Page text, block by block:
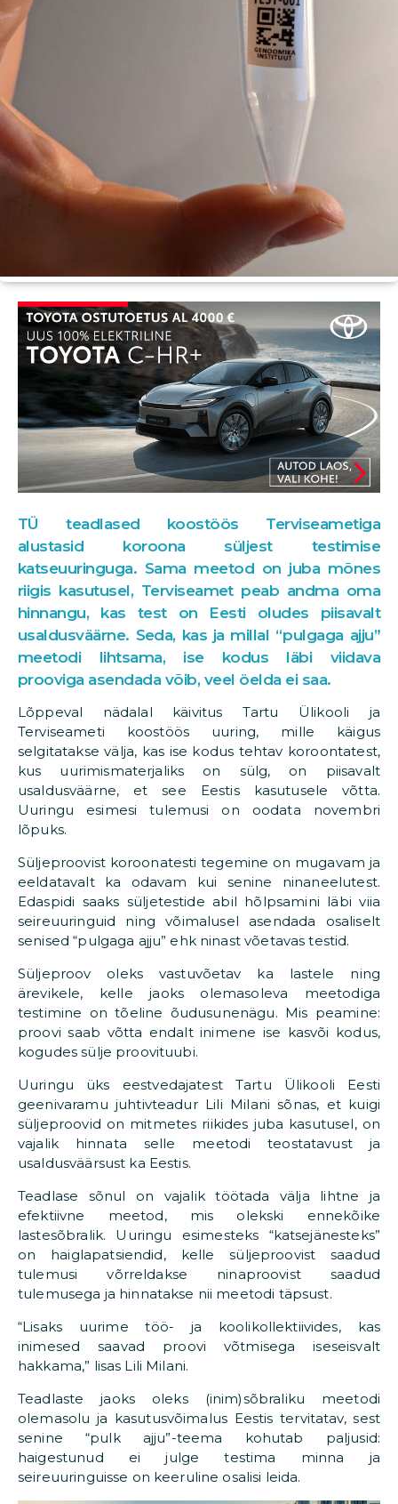
TÜ teadlased koostöös Terviseametiga
alustasid koroona süljest testimise
katseuuringuga. Sama meetod on juba mõnes
riigis kasutusel, Terviseamet peab andma oma
hinnangu, kas test on Eesti oludes piisavalt
usaldusväärne. Seda, kas ja millal “pulgaga ajju”
meetodi lihtsama, ise kodus läbi viidava
prooviga asendada võib, veel öelda ei saa.
Lõppeval nädalal käivitus Tartu Ülikooli ja
Terviseameti koostöös uuring, mille käigus
selgitatakse välja, kas ise kodus tehtav koroontatest,
kus uurimismaterjaliks on sülg, on piisavalt
usaldusväärne, et see Eestis kasutusele võtta.
Uuringu esimesi tulemusi on oodata novembri
lõpuks.
Süljeproovist koroonatesti tegemine on mugavam ja
eeldatavalt ka odavam kui senine ninaneelutest.
Edaspidi saaks süljetestide abil hõlpsamini läbi viia
seireuuringuid ning võimalusel asendada osaliselt
senised “pulgaga ajju” ehk ninast võetavas testid.
Süljeproov oleks vastuvõetav ka lastele ning
ärevikele, kelle jaoks olemasoleva meetodiga
testimine on tõeline õudusunenägu. Mis peamine:
proovi saab võtta endalt inimene ise kasvõi kodus,
kogudes sülje proovituubi.
Uuringu üks eestvedajatest Tartu Ülikooli Eesti
geenivaramu juhtivteadur Lili Milani sõnas, et kuigi
süljeproovid on mitmetes riikides juba kasutusel, on
vajalik hinnata selle meetodi teostatavust ja
usaldusväärsust ka Eestis.
Teadlase sõnul on vajalik töötada välja lihtne ja
efektiivne meetod, mis olekski ennekõike
lastesõbralik. Uuringu esimesteks “katsejänesteks”
on haiglapatsiendid, kelle süljeproovist saadud
tulemusi võrreldakse ninaproovist saadud
tulemusega ja hinnatakse nii meetodi täpsust.
“Lisaks uurime töö- ja koolikollektiivides, kas
inimesed saavad proovi võtmisega iseseisvalt
hakkama,” lisas Lili Milani.
Teadlaste jaoks oleks (inim)sõbraliku meetodi
olemasolu ja kasutusvõimalus Eestis tervitatav, sest
senine “pulk ajju”-teema kohutab paljusid:
haigestunud ei julge testima minna ja
seireuuringuisse on keeruline osalisi leida.